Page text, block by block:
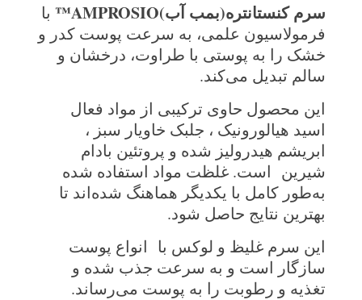
سرم کنستانتره(بمب آب)AMPROSIO™
با
فرمولاسیون علمی، به سرعت پوست کدر و
خشک را به پوستی با طراوت، درخشان و
سالم تبدیل می‌کند.
این محصول حاوی ترکیبی از مواد فعال
اسید هیالورونیک ، جلبک خاویار سبز ،
ابریشم هیدرولیز شده و پروتئین بادام
شیرین است. غلظت مواد استفاده شده
به‌طور کامل با یکدیگر هماهنگ شده‌اند تا
بهترین نتایج حاصل شود.
این سرم غلیظ و لوکس با انواع پوست
سازگار است و به سرعت جذب شده و
تغذیه و رطوبت را به پوست می‌رساند.